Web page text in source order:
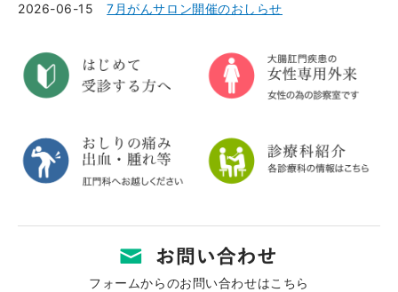
2026-06-15
7月がんサロン開催のおしらせ
フォームからのお問い合わせはこちら